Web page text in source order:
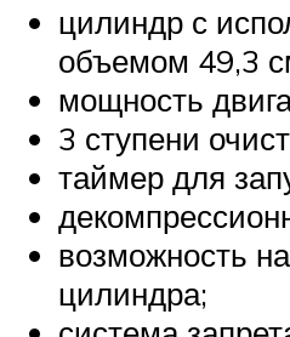
цилиндр с
объемом 49,3
мощность
3 ступени
таймер для
возможность
цилиндра;